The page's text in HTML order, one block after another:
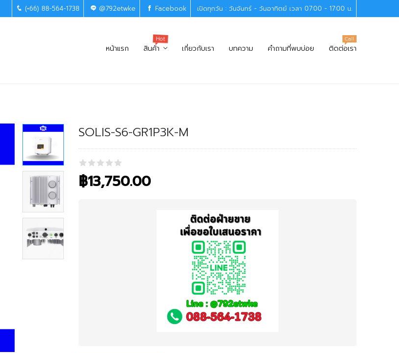
(+66) 88-564-1738 @792etwke Facebook เปิดทุกวัน : วันจันทร์ - วันอาทิตย์ เวลา 07:00 - 17:00 น.
หน้าแรก สินค้า
Hot
เกี่ยวกับเรา บทความ คำถามที่พบบ่อย ติดต่อเรา
Call
SOLIS-S6-GR1P3K-M
฿13,750.00